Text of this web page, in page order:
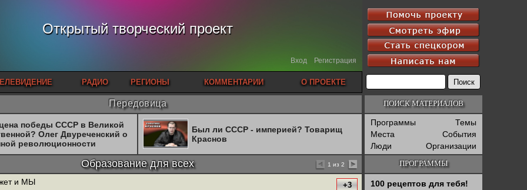
Открытый творческий проект
Вход Регистрация
РАДИО РЕГИОНЫ КОММЕНТАРИИ О ПРОЕКТЕ
Передовица
победы СССР в Великой
Олег Двуреченский о
революционности
Был ли СССР - империей? Товарищ
Краснов
Образование для всех 1 из 2
и МЫ +3
ПОИСК МАТЕРИАЛОВ
Программы
Темы
Места
События
Люди
Организации
ПРОГРАММЫ
100 рецептов для тебя!